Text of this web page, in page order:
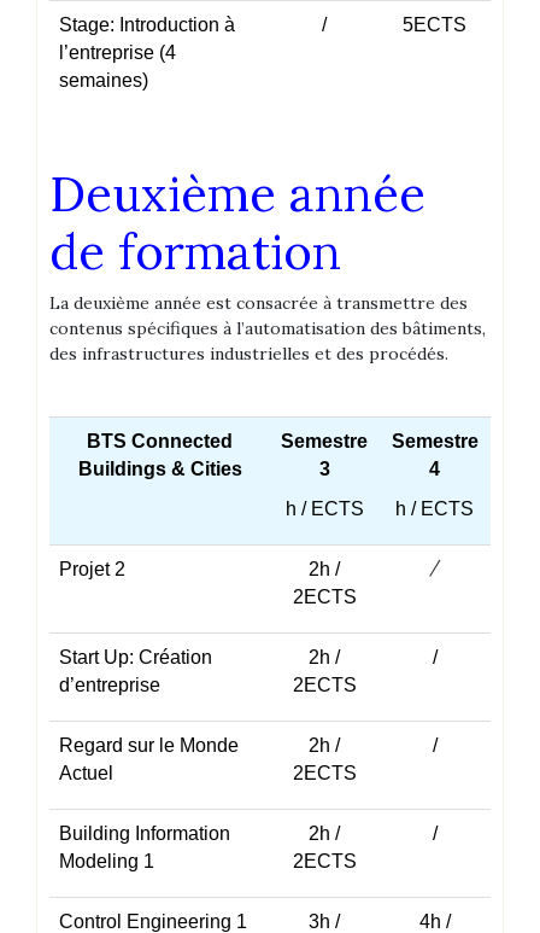
Stage: Introduction à
l’entreprise (4
semaines)
/ 5ECTS
Deuxième année
de formation
La deuxième année est consacrée à transmettre des
contenus spécifiques à l’automatisation des bâtiments,
des infrastructures industrielles et des procédés.
BTS Connected
Buildings & Cities
Semestre
3
h / ECTS
Semestre
4
h / ECTS
Projet 2
2h /
2ECTS
/
Start Up: Création
d’entreprise
2h /
2ECTS
/
Regard sur le Monde
Actuel
2h /
2ECTS
/
Building Information
Modeling 1
2h /
2ECTS
/
Control Engineering 1
3h /
4h /